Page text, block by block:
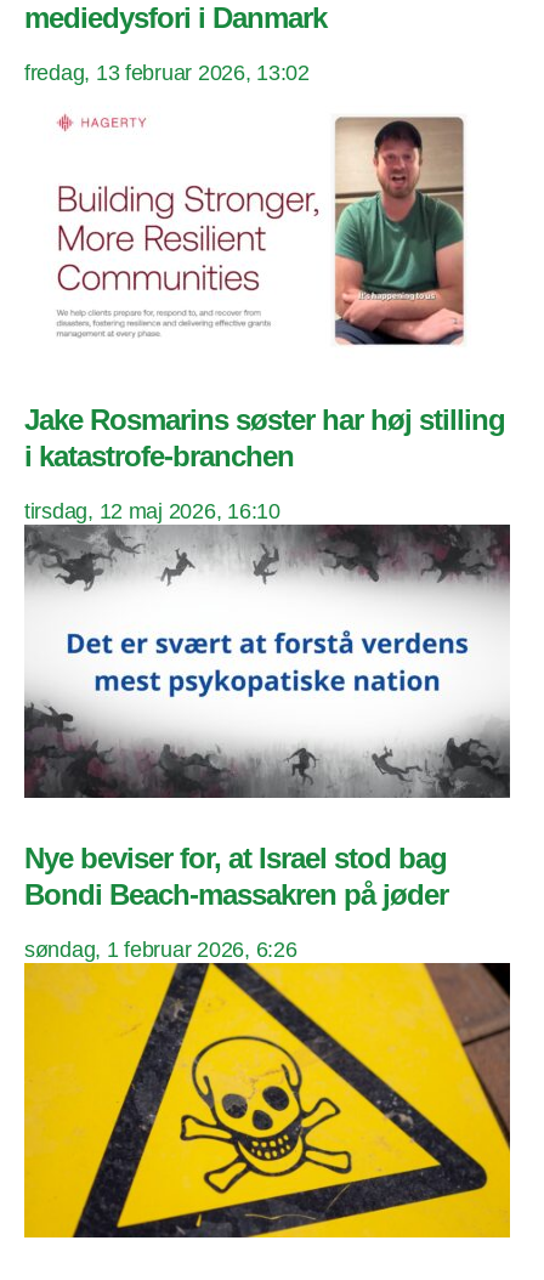
mediedysfori i Danmark
fredag, 13 februar 2026, 13:02
Jake Rosmarins søster har høj stilling
i katastrofe-branchen
tirsdag, 12 maj 2026, 16:10
Nye beviser for, at Israel stod bag
Bondi Beach-massakren på jøder
søndag, 1 februar 2026, 6:26